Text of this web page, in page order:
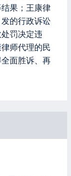
果；王康律
发的行政诉讼
罚决定违
师代理的民
面胜诉、再